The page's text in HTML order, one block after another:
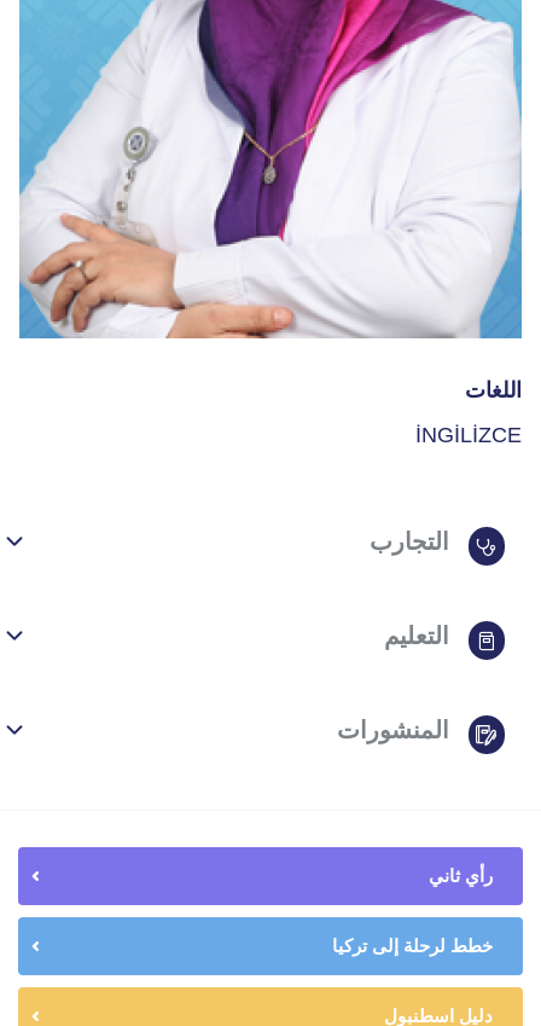
اللغات
İNGİLİZCE
التجارب
التعليم
المنشورات
رأي ثاني
خطط لرحلة إلى تركيا
دليل اسطنبول